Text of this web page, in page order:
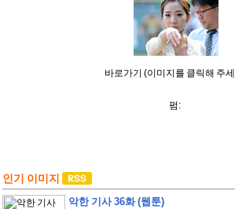
바로가기 (이미지를 클릭해 주
펌:
인기 이미지
악한 기사 36화 (웹툰)